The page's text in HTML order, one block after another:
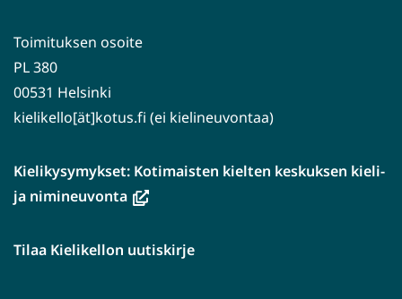
Toimituksen osoite
PL 380
00531 Helsinki
kielikello[ät]kotus.fi (ei kielineuvontaa)
Kielikysymykset: Kotimaisten kielten keskuksen kieli-
ja nimineuvonta(avautuu
ikkunaan,
Tilaa Kielikellon uutiskirje